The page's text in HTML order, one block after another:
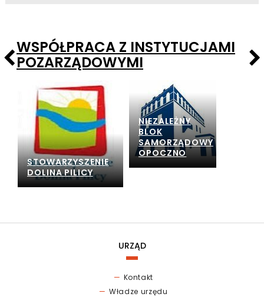
WSPÓŁPRACA Z INSTYTUCJAMI
POZARZĄDOWYMI
STOWARZYSZENIE
DOLINA PILICY
NIEZALEŻNY
BLOK
SAMORZĄDOWY
OPOCZNO
URZĄD
Kontakt
Władze urzędu